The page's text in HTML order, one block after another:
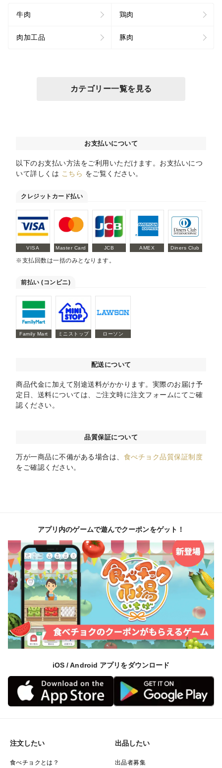
牛肉 鶏肉
肉加工品 豚肉
カテゴリー一覧を見る
お支払いについて
以下のお支払い方法をご利用いただけます。お支払いにつ
いて詳しくは こちら をご覧ください。
クレジットカード払い
VISA Master Card JCB AMEX Diners Club
※支払回数は一括のみとなります。
前払い (コンビニ)
Family Mart ミニストップ ローソン
配送について
商品代金に加えて別途送料がかかります。実際のお届け予
定日、送料については、ご注文時に注文フォームにてご確
認ください。
品質保証について
万が一商品に不備がある場合は、 食べチョク品質保証制度
をご確認ください。
アプリ内のゲームで遊んでクーポンをゲット！
iOS / Android アプリをダウンロード
注文したい
食べチョクとは？
出品したい
出品者募集